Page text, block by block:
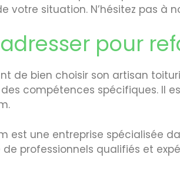
votre situation. N’hésitez pas à
pour
de bien choisir son artisan
compétences spécifiques. Il
est une entreprise spécialisée
de professionnels qualifiés et